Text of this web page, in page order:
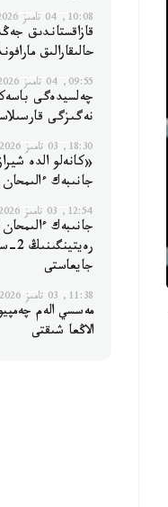
10:08, 04 تامىز 2026
قازاقستاندىق
حالىقارالىق
09:55, 04 تامىز 2026
چەلسيدەگى
نەگىزگى
18:30, 03 تامىز 2026
«كانەلو الدە
جانىبەك
12:54, 03 تامىز 2026
جايعاستى
11:38, 03 تامىز 2026
مەسسي الەم
الاڭعا شىقتى